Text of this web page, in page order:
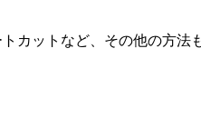
カットなど、その他の方法